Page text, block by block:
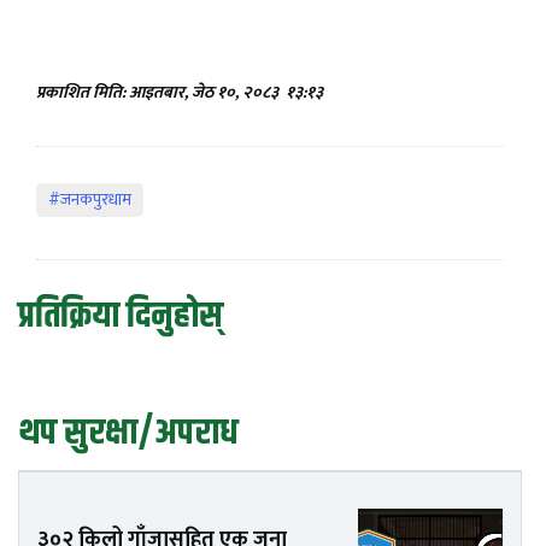
प्रकाशित मिति: आइतबार, जेठ १०, २०८३ १३:१३
#जनकपुरधाम
प्रतिक्रिया दिनुहोस्
थप सुरक्षा/अपराध